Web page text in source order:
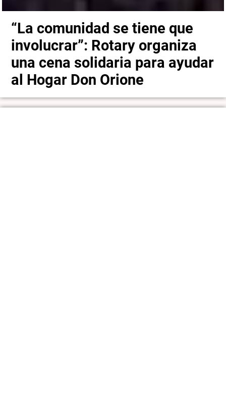
“La comunidad se tiene que
involucrar”: Rotary organiza
una cena solidaria para ayudar
al Hogar Don Orione